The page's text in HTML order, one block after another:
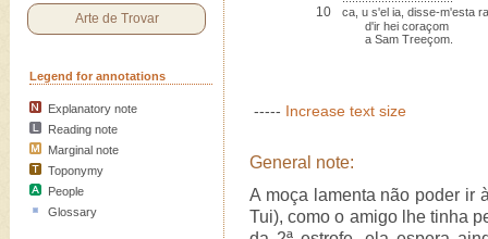
Arte de Trovar
Legend for annotations
Explanatory note
Reading note
Marginal note
Toponymy
People
Glossary
10
ca, u s'el ia, disse-m'esta
d'ir hei coraçom
a Sam Treeçom.
----- Increase text size
General note:
A moça lamenta não poder ir
Tui), como o amigo lhe tinha